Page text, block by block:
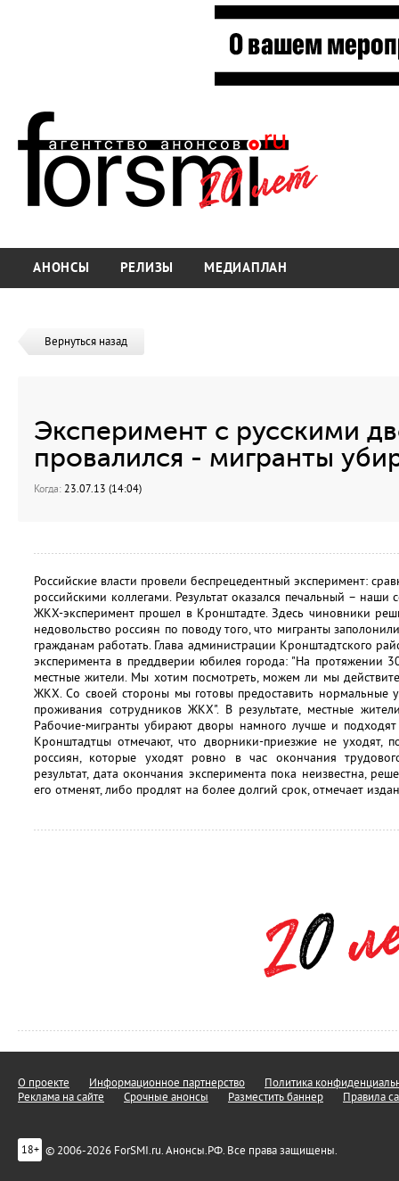
АНОНСЫ РЕЛИЗЫ МЕДИАПЛАН
Вернуться назад
Эксперимент с русскими
провалился - мигранты
Когда: 23.07.13 (14:04)
Российские власти провели беспрецедентный эксперимент:
российскими коллегами. Результат оказался печальный – наши
ЖКХ-эксперимент прошел в Кронштадте. Здесь чиновники
недовольство россиян по поводу того, что мигранты
гражданам работать. Глава администрации Кронштадтского
эксперимента в преддверии юбилея города: "На протяжении
местные жители. Мы хотим посмотреть, можем ли мы
ЖКХ. Со своей стороны мы готовы предоставить нормальные
проживания сотрудников ЖКХ". В результате, местные
Рабочие-мигранты убирают дворы намного лучше и
Кронштадтцы отмечают, что дворники-приезжие не уходят,
россиян, которые уходят ровно в час окончания
результат, дата окончания эксперимента пока неизвестна,
его отменят, либо продлят на более долгий срок, отмечает
О проекте Информационное партнерство
Политика
Реклама на сайте
Срочные анонсы Разместить баннер Правила
18+ © 2006-2026 ForSMI.ru. Анонсы.РФ. Все права защищены.